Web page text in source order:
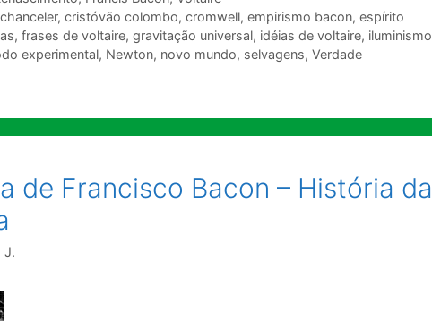
chanceler, cristóvão colombo, cromwell, empirismo bacon, espírito
, frases de voltaire, gravitação universal, idéias de voltaire, iluminismo
experimental, Newton, novo mundo, selvagens, Verdade
de Francisco Bacon – História da
J.